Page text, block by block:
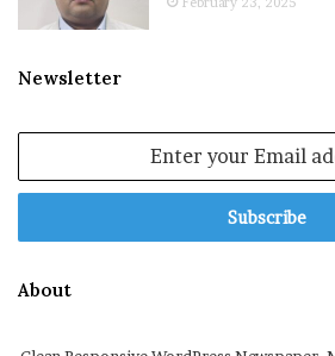
Newsletter
Email
About